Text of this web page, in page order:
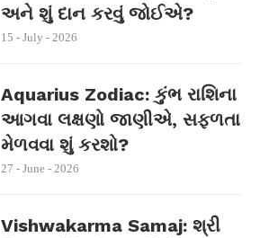
અને શું દાન કરવું જોઈએ?
15 - July - 2026
Aquarius Zodiac: કુંભ રાશિના
આગવા લક્ષણો જાણીએ, સફળતા
મેળવવા શું કરશો?
27 - June - 2026
Vishwakarma Samaj: શ્રી